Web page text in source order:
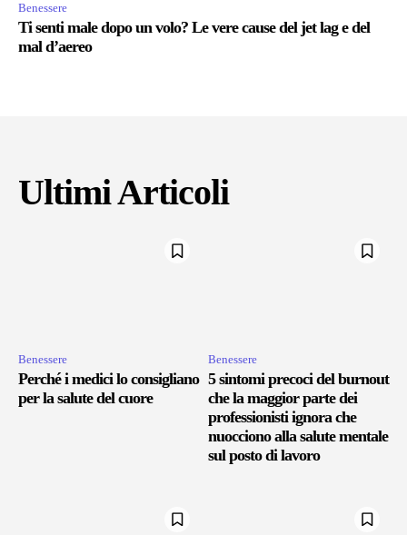
Benessere
Ti senti male dopo un volo? Le vere cause del jet lag e del
mal d’aereo
Ultimi Articoli
Benessere
Perché i medici lo consigliano
per la salute del cuore
Benessere
5 sintomi precoci del burnout
che la maggior parte dei
professionisti ignora che
nuocciono alla salute mentale
sul posto di lavoro